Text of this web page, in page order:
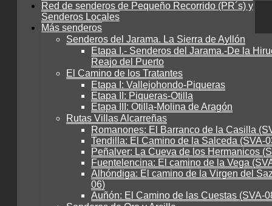
Red de senderos de Pequeño Recorrido (PR´s) y
Senderos Locales
Más senderos
Senderos del Jarama. La Sierra de Ayllón
Etapa I.- Senderos del Jarama.-De la
Reajo del Puerto
El Camino de los Tratantes
Etapa I: Vallejohondo-Piqueras
Etapa II: Piqueras-Otilla
Etapa III: Otilla-Molina de Aragón
Rutas Villas Alcarreñas
Romanones: El Barranco de la Casilla
Tendilla: El Camino de la Salceda (SVA-
Peñalver: La Cueva de los Hermanicos
Fuentelencina: El camino de la Vega
Alhóndiga: El camino de la Virgen del
06)
Auñón: El Camino de las Cuestas (SVA-